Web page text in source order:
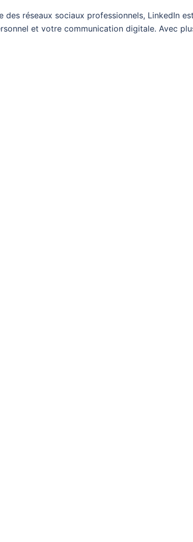
des réseaux sociaux professionnels, LinkedIn
et votre communication digitale. Avec